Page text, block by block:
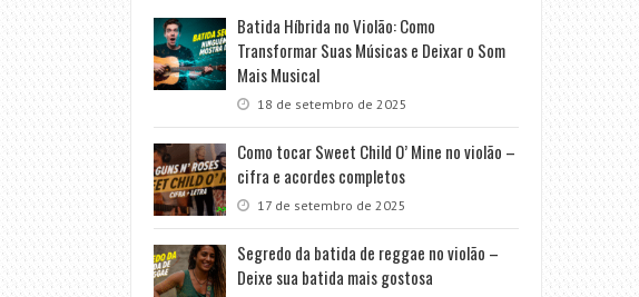
Batida Híbrida no Violão: Como
Transformar Suas Músicas e Deixar o Som
Mais Musical
18 de setembro de 2025
Como tocar Sweet Child O’ Mine no violão –
cifra e acordes completos
17 de setembro de 2025
Segredo da batida de reggae no violão –
Deixe sua batida mais gostosa